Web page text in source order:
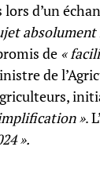
d’un
absolument
de «
de
».
».